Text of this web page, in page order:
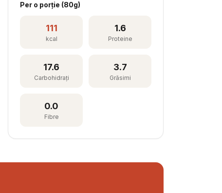
Per o porție (80g)
111
kcal
1.6
Proteine
17.6
Carbohidrați
3.7
Grăsimi
0.0
Fibre